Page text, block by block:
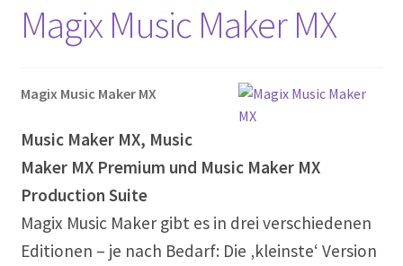
Magix Music Maker MX
Magix Music Maker MX
Music Maker MX, Music
Maker MX Premium und Music Maker MX
Production Suite
Magix Music Maker gibt es in drei verschiedenen
Editionen – je nach Bedarf: Die ‚kleinste‘ Version